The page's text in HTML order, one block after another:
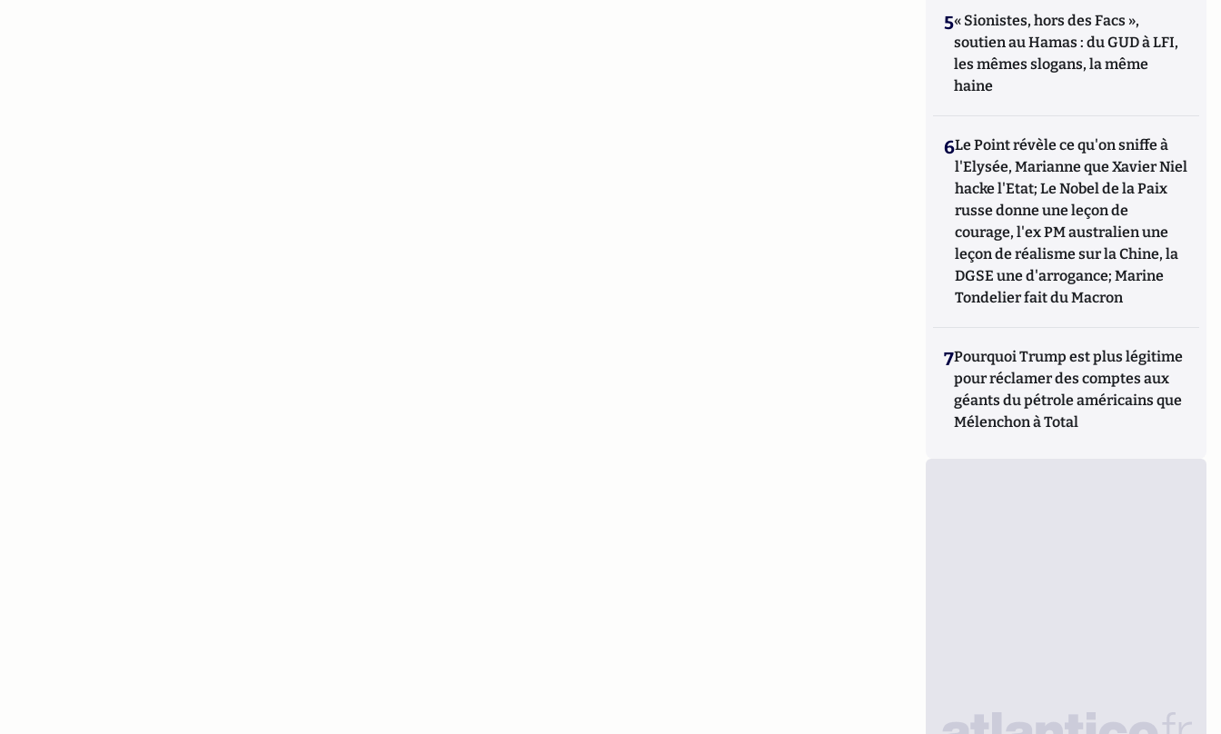
5« Sionistes, hors des Facs »,
soutien au Hamas : du GUD à LFI,
les mêmes slogans, la même
haine
6Le Point révèle ce qu'on sniffe à
l'Elysée, Marianne que Xavier Niel
hacke l'Etat; Le Nobel de la Paix
russe donne une leçon de
courage, l'ex PM australien une
leçon de réalisme sur la Chine, la
DGSE une d'arrogance; Marine
Tondelier fait du Macron
7Pourquoi Trump est plus légitime
pour réclamer des comptes aux
géants du pétrole américains que
Mélenchon à Total